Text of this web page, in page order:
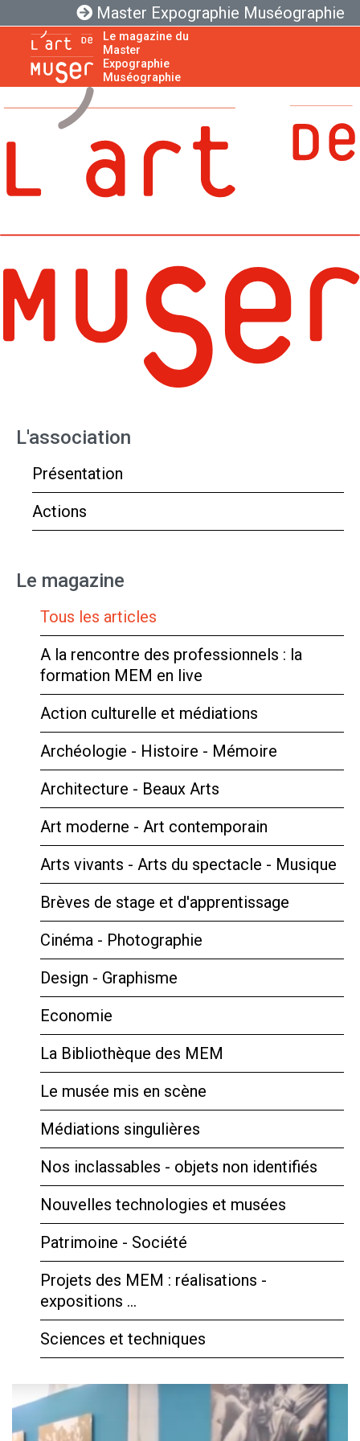
Master Expographie Muséographie
Le magazine du
Master
Expographie
Muséographie
L'association
Présentation
Actions
Le magazine
Tous les articles
A la rencontre des professionnels : la
formation MEM en live
Action culturelle et médiations
Archéologie - Histoire - Mémoire
Architecture - Beaux Arts
Art moderne - Art contemporain
Arts vivants - Arts du spectacle - Musique
Brèves de stage et d'apprentissage
Cinéma - Photographie
Design - Graphisme
Economie
La Bibliothèque des MEM
Le musée mis en scène
Médiations singulières
Nos inclassables - objets non identifiés
Nouvelles technologies et musées
Patrimoine - Société
Projets des MEM : réalisations -
expositions …
Sciences et techniques